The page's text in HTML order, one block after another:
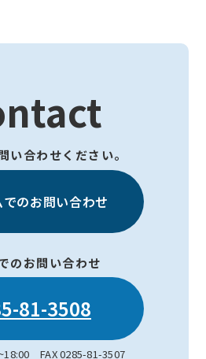
い合わせください。
のお問い合わせ
のお問い合わせ
81-3508
FAX 0285-81-3507